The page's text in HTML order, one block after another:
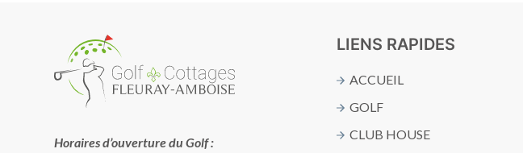
Horaires d’ouverture du Golf :
LIENS RAPIDES
ACCUEIL
GOLF
CLUB HOUSE